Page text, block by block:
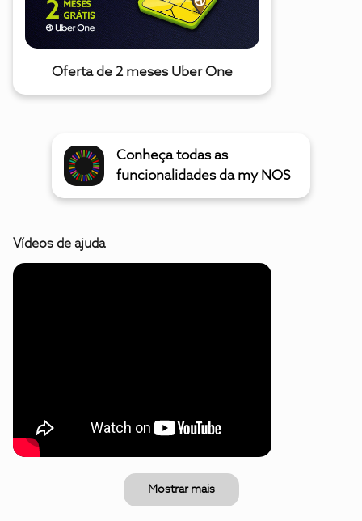
Oferta de 2 meses Uber One
Conheça todas as
funcionalidades da my NOS
Vídeos de ajuda
Mostrar mais